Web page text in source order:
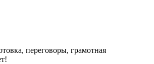
переговоры, грамотная